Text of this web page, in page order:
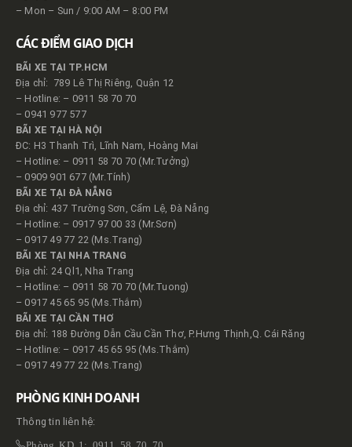
– Mon – Sun / 9:00 AM – 8:00 PM
CÁC ĐIỂM GIAO DỊCH
BÃI XE TẠI TP.HCM
Địa chỉ: 789 Lê Thị Riêng, Quận 12
– Hotline: – 0911 58 70 70
– 0941 977 577
BÃI XE TẠI HÀ NỘI
ĐC: H3 Thanh Trì, Lĩnh Nam, Hoàng Mai
– Hotline: – 0911 58 70 70 (Mr.Tưởng)
– 0909 901 677 (Mr.Tính)
BÃI XE TẠI ĐÀ NẴNG
Địa chỉ: 437 Trường Sơn, Cẩm Lệ, Đà Nẵng
– Hotline: – 0917 97 00 33 (Mr.Sơn)
– 0917 49 77 22 (Ms.Trang)
BÃI XE TẠI NHA TRANG
Địa chỉ: 24 Ql1, Nha Trang
– Hotline: – 0911 58 70 70 (Mr.Tuong)
– 0917 45 65 95 (Ms.Thắm)
BÃI XE TẠI CẦN THƠ
Địa chỉ: 188 Đường Dẫn Cầu Cần Thơ, P.Hưng Thịnh,Q. Cái Răng
– Hotline: – 0917 45 65 95 (Ms.Thắm)
– 0917 49 77 22 (Ms.Trang)
PHÒNG KINH DOANH
Thông tin liên hệ:
Phòng KD 1: 0911 58 70 70